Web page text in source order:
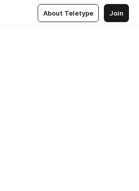
About Teletype Join